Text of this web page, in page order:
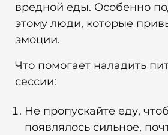
вредной еды. Особенно
этому люди, которые
эмоции.
Что помогает наладить
сессии:
Не пропускайте еду,
появлялось сильное,